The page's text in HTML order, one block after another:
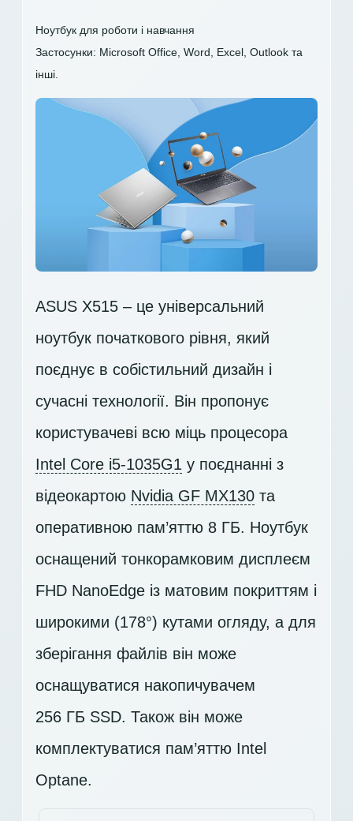
Ноутбук для роботи і навчання
Застосунки: Microsoft Office, Word, Excel, Outlook та
інші.
ASUS X515 – це універсальний
ноутбук початкового рівня, який
поєднує в собістильний дизайн і
сучасні технології. Він пропонує
користувачеві всю міць процесора
Intel Core i5-1035G1 у поєднанні з
відеокартою Nvidia GF MX130 та
оперативною пам’яттю 8 ГБ. Ноутбук
оснащений тонкорамковим дисплеєм
FHD NanoEdge із матовим покриттям і
широкими (178°) кутами огляду, а для
зберігання файлів він може
оснащуватися накопичувачем
256 ГБ SSD. Також він може
комплектуватися пам’яттю Intel
Optane.